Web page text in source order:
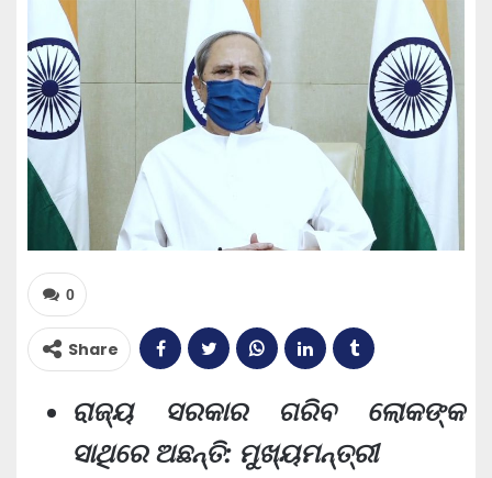
0
Share
ରାଜ୍ୟ ସରକାର ଗରିବ ଲୋକଙ୍କ
ସାଥିରେ ଅଛନ୍ତି: ମୁଖ୍ୟମନ୍ତ୍ରୀ